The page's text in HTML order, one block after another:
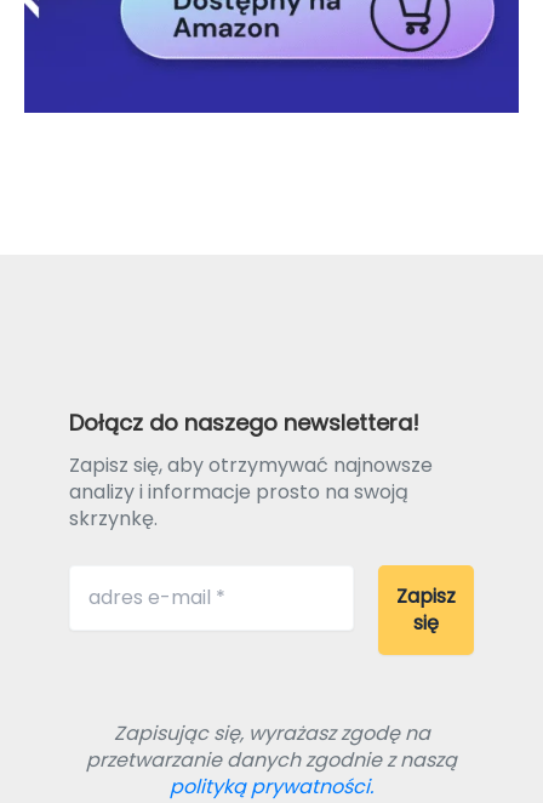
Dołącz do naszego newslettera!
Zapisz się, aby otrzymywać najnowsze
analizy i informacje prosto na swoją
skrzynkę.
Zapisując się, wyrażasz zgodę na
przetwarzanie danych zgodnie z naszą
polityką prywatności.